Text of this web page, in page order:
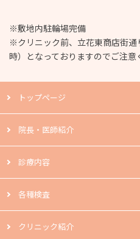
※敷地内駐輪場完備
※クリニック前、立花東商店街
時）となっておりますのでご注意
トップページ
院長・医師紹介
診療内容
各種検査
クリニック紹介